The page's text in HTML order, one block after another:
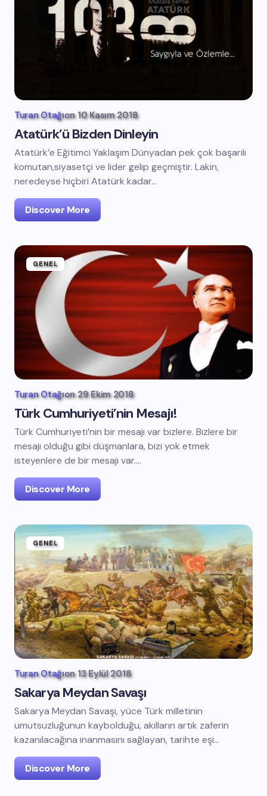
Turan Otağıon 10 Kasım 2018
Atatürk’ü Bizden Dinleyin
Atatürk’e Eğitimci Yaklaşım Dünyadan pek çok başarılı
komutan,siyasetçi ve lider gelip geçmiştir. Lakin,
neredeyse hiçbiri Atatürk kadar…
Discover More
GENEL
Turan Otağıon 29 Ekim 2018
Türk Cumhuriyeti’nin Mesajı!
Türk Cumhuriyeti’nin bir mesajı var bizlere. Bizlere bir
mesajı olduğu gibi düşmanlara, bizi yok etmek
isteyenlere de bir mesajı var.…
Discover More
GENEL
Turan Otağıon 13 Eylül 2018
Sakarya Meydan Savaşı
Sakarya Meydan Savaşı, yüce Türk milletinin
umutsuzluğunun kaybolduğu, akılların artık zaferin
kazanılacağına inanmasını sağlayan, tarihte eşi…
Discover More